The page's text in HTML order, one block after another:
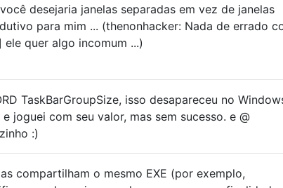
desejaria janelas separadas em vez de janelas
para mim ... (thenonhacker: Nada de errado
quer algo incomum ...)
TaskBarGroupSize, isso desapareceu no
joguei com seu valor, mas sem sucesso. e @
:)
compartilham o mesmo EXE (por exemplo,